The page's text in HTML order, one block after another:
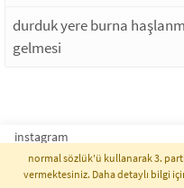
durduk yere burna
gelmesi
instagram
normal sözlük'ü kullanarak 3.
vermektesiniz. Daha detaylı bilgi